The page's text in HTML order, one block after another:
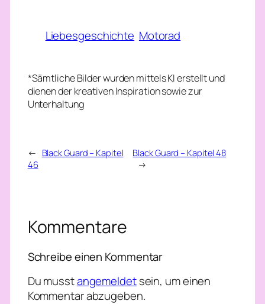
Liebesgeschichte Motorad
*Sämtliche Bilder wurden mittels KI erstellt und
dienen der kreativen Inspiration sowie zur
Unterhaltung
← Black Guard – Kapitel
46
Black Guard – Kapitel 48
→
Kommentare
Schreibe einen Kommentar
Du musstangemeldetsein, um einen
Kommentar abzugeben.